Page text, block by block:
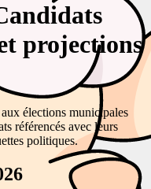
projections
élections municipales
référencés avec leurs
politiques.